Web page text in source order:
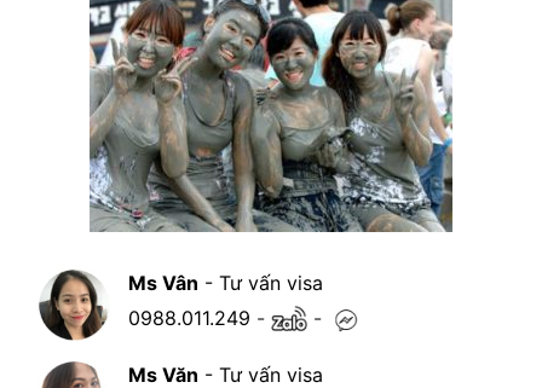
Ms Vân - Tư vấn visa
0988.011.249 - -
Ms Văn - Tư vấn visa